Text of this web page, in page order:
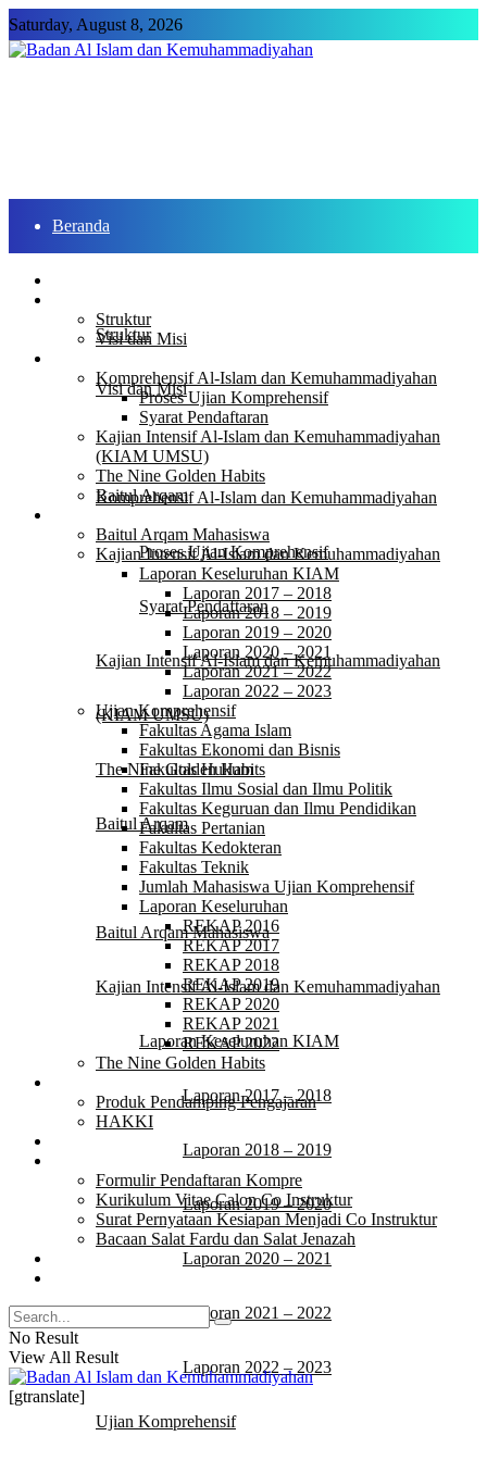
Saturday, August 8, 2026
Beranda
Struktur
Visi dan Misi
Program
Komprehensif Al-Islam dan Kemuhammadiyahan
Proses Ujian Komprehensif
Syarat Pendaftaran
Kajian Intensif Al-Islam dan Kemuhammadiyahan
(KIAM UMSU)
The Nine Golden Habits
Baitul Arqam
Baitul Arqam Mahasiswa
Kajian Intensif Al-Islam dan Kemuhammadiyahan
Laporan Keseluruhan KIAM
Laporan 2017 – 2018
Laporan 2018 – 2019
Laporan 2019 – 2020
Laporan 2020 – 2021
Laporan 2021 – 2022
Laporan 2022 – 2023
Ujian Komprehensif
Struktur
Visi dan Misi
Komprehensif Al-Islam dan Kemuhammadiyahan
Proses Ujian Komprehensif
Syarat Pendaftaran
Kajian Intensif Al-Islam dan Kemuhammadiyahan
(KIAM UMSU)
The Nine Golden Habits
Baitul Arqam
Baitul Arqam Mahasiswa
Kajian Intensif Al-Islam dan Kemuhammadiyahan
Laporan Keseluruhan KIAM
Laporan 2017 – 2018
Laporan 2018 – 2019
Laporan 2019 – 2020
Laporan 2020 – 2021
Laporan 2021 – 2022
Laporan 2022 – 2023
Ujian Komprehensif
Fakultas Agama Islam
Fakultas Ekonomi dan Bisnis
Fakultas Hukum
Fakultas Ilmu Sosial dan Ilmu Politik
Fakultas Keguruan dan Ilmu Pendidikan
Fakultas Pertanian
Fakultas Kedokteran
Fakultas Teknik
Jumlah Mahasiswa Ujian Komprehensif
Laporan Keseluruhan
REKAP 2016
REKAP 2017
REKAP 2018
REKAP 2019
REKAP 2020
REKAP 2021
REKAP 2022
The Nine Golden Habits
Produk Pendamping Pengajaran
HAKKI
Formulir Pendaftaran Kompre
Kurikulum Vitae Calon Co Instruktur
Surat Pernyataan Kesiapan Menjadi Co Instruktur
Bacaan Salat Fardu dan Salat Jenazah
No Result
View All Result
[gtranslate]